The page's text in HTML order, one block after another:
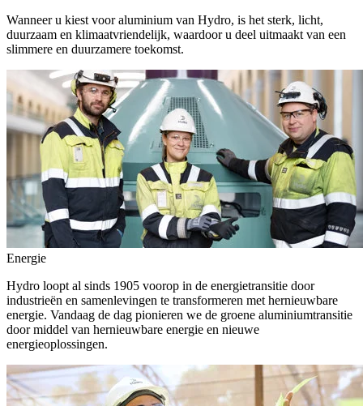
Wanneer u kiest voor aluminium van Hydro, is het sterk, licht,
duurzaam en klimaatvriendelijk, waardoor u deel uitmaakt van een
slimmere en duurzamere toekomst.
Energie
Hydro loopt al sinds 1905 voorop in de energietransitie door
industrieën en samenlevingen te transformeren met hernieuwbare
energie. Vandaag de dag pionieren we de groene aluminiumtransitie
door middel van hernieuwbare energie en nieuwe
energieoplossingen.